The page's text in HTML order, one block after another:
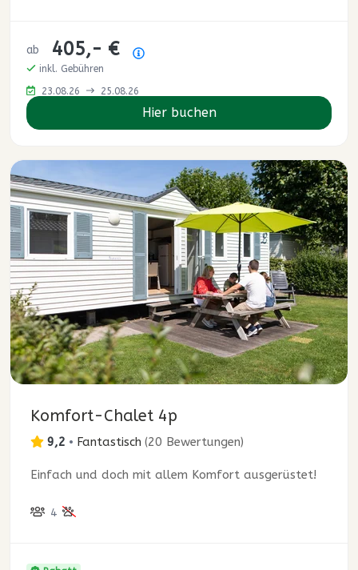
ab 405,- €
inkl. Gebühren
23.08.26 25.08.26
Hier buchen
Komfort-Chalet 4p
9,2 • Fantastisch (20 Bewertungen)
Einfach und doch mit allem Komfort ausgerüstet!
4